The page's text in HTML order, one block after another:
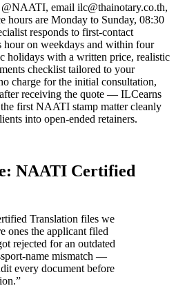
email ilc@thainotary.co.th,
hours are Monday to Sunday, 08:30
responds to first-contact
hour on weekdays and within four
holidays with a written price, realistic
checklist tailored to your
charge for the initial consultation,
receiving the quote — ILCearns
first NAATI stamp matter cleanly
into open-ended retainers.
NAATI Certified
Translation files we
ones the applicant filed
rejected for an outdated
name mismatch —
every document before
”